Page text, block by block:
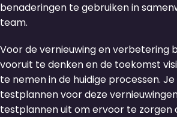
benaderingen te gebruiken in
team.
Voor de vernieuwing en verbetering
vooruit te denken en de toekomst
te nemen in de huidige processen.
testplannen voor deze
testplannen uit om ervoor te zorgen